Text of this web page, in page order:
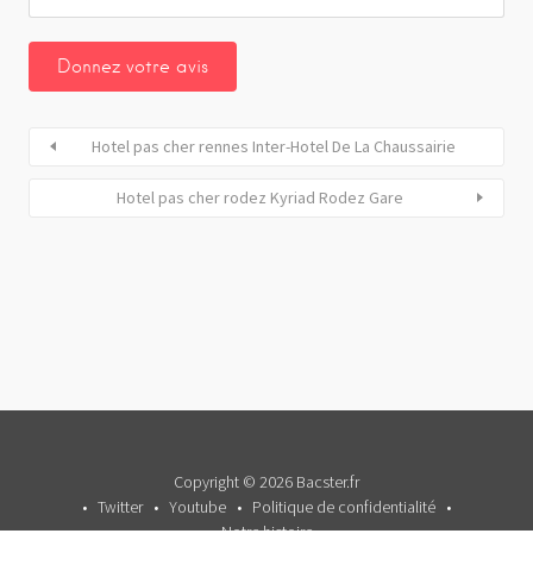
Hotel pas cher rennes Inter-Hotel De La Chaussairie
Hotel pas cher rodez Kyriad Rodez Gare
Copyright © 2026 Bacster.fr
Twitter
Youtube
Politique de confidentialité
Notre histoire